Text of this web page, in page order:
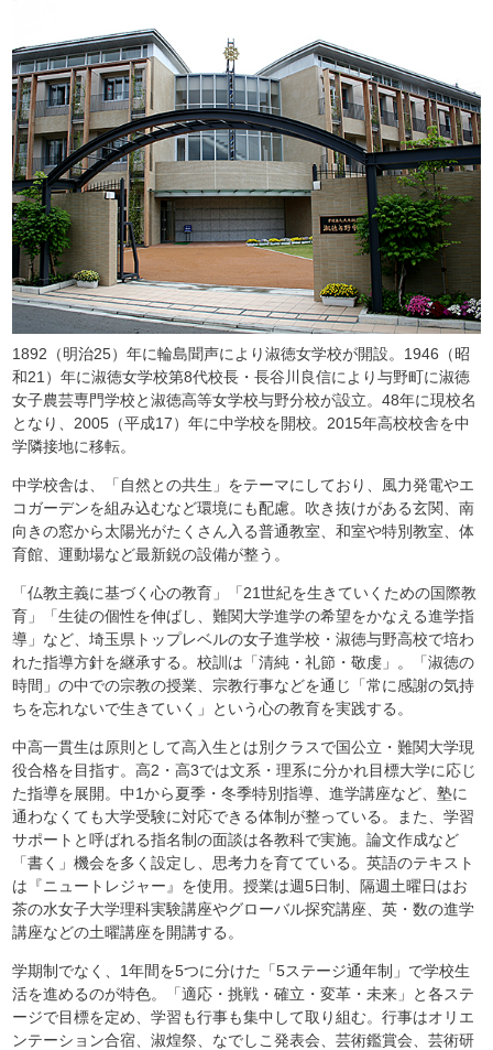
1892（明治25）年に輪島聞声により淑徳女学校が開設。1946（昭
和21）年に淑徳女学校第8代校長・長谷川良信により与野町に淑徳
女子農芸専門学校と淑徳高等女学校与野分校が設立。48年に現校名
となり、2005（平成17）年に中学校を開校。2015年高校校舎を中
学隣接地に移転。
中学校舎は、「自然との共生」をテーマにしており、風力発電やエ
コガーデンを組み込むなど環境にも配慮。吹き抜けがある玄関、南
向きの窓から太陽光がたくさん入る普通教室、和室や特別教室、体
育館、運動場など最新鋭の設備が整う。
「仏教主義に基づく心の教育」「21世紀を生きていくための国際教
育」「生徒の個性を伸ばし、難関大学進学の希望をかなえる進学指
導」など、埼玉県トップレベルの女子進学校・淑徳与野高校で培わ
れた指導方針を継承する。校訓は「清純・礼節・敬虔」。「淑徳の
時間」の中での宗教の授業、宗教行事などを通じ「常に感謝の気持
ちを忘れないで生きていく」という心の教育を実践する。
中高一貫生は原則として高入生とは別クラスで国公立・難関大学現
役合格を目指す。高2・高3では文系・理系に分かれ目標大学に応じ
た指導を展開。中1から夏季・冬季特別指導、進学講座など、塾に
通わなくても大学受験に対応できる体制が整っている。また、学習
サポートと呼ばれる指名制の面談は各教科で実施。論文作成など
「書く」機会を多く設定し、思考力を育てている。英語のテキスト
は『ニュートレジャー』を使用。授業は週5日制、隔週土曜日はお
茶の水女子大学理科実験講座やグローバル探究講座、英・数の進学
講座などの土曜講座を開講する。
学期制でなく、1年間を5つに分けた「5ステージ通年制」で学校生
活を進めるのが特色。「適応・挑戦・確立・変革・未来」と各ステ
ージで目標を定め、学習も行事も集中して取り組む。行事はオリエ
ンテーション合宿、淑煌祭、なでしこ発表会、芸術鑑賞会、芸術研